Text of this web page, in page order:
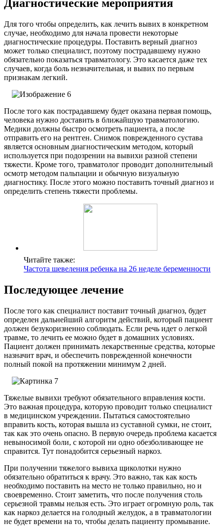
Диагностические мероприятия
Для того чтобы определить, как лечить вывих в конкретном
случае, необходимо для начала провести некоторые
диагностические процедуры. Поставить верный диагноз
может только специалист, поэтому пострадавшему нужно
обязательно показаться травматологу. Это касается даже тех
случаев, когда боль незначительная, и вывих по первым
признакам легкий.
После того как пострадавшему будет оказана первая помощь,
человека нужно доставить в ближайшую травматологию.
Медики должны быстро осмотреть пациента, а после
отправить его на рентген. Снимок поврежденного сустава
является основным диагностическим методом, который
используется при подозрении на вывихи разной степени
тяжести. Кроме того, травматолог проводит дополнительный
осмотр методом пальпации и обычную визуальную
диагностику. После этого можно поставить точный диагноз и
определить степень тяжести проблемы.
Читайте также:
Частота шевеления ребенка на 26 неделе беременности
Последующее лечение
После того как специалист поставит точный диагноз, будет
определен дальнейший алгоритм действий, который пациент
должен безукоризненно соблюдать. Если речь идет о легкой
травме, то лечить ее можно будет в домашних условиях.
Пациент должен принимать лекарственные средства, которые
назначит врач, и обеспечить поврежденной конечности
полный покой на протяжении минимум 2 дней.
Тяжелые вывихи требуют обязательного вправления кости.
Это важная процедура, которую проводит только специалист
в медицинском учреждении. Пытаться самостоятельно
вправить кость, которая вышла из суставной сумки, не стоит,
так как это очень опасно. В первую очередь проблема касается
невыносимой боли, с которой ни одно обезболивающее не
справится. Тут понадобится серьезный наркоз.
При получении тяжелого вывиха щиколотки нужно
обязательно обратиться к врачу. Это важно, так как кость
необходимо поставить на место не только правильно, но и
своевременно. Стоит заметить, что после получения столь
серьезной травмы нельзя есть. Это играет огромную роль, так
как наркоз делается на голодный желудок, а в травматологии
не будет времени на то, чтобы делать пациенту промывание.